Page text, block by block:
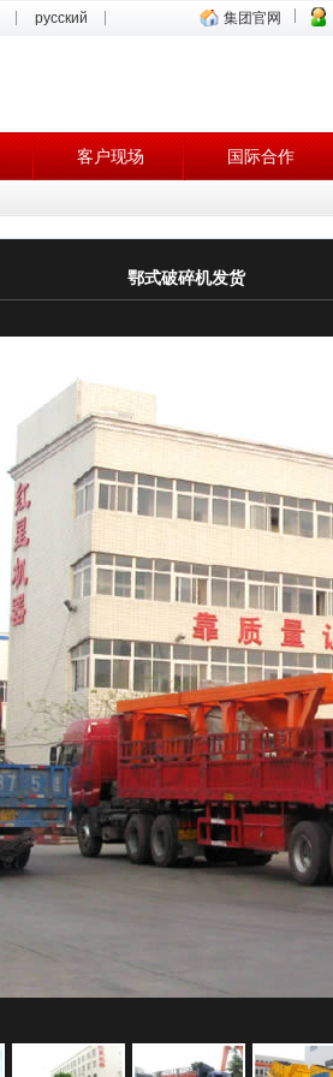
русский 集团官网
客户现场 国际合作
鄂式破碎机发货